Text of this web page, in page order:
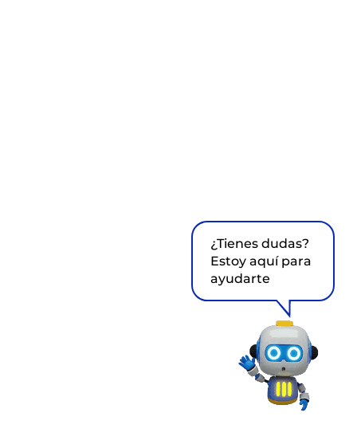
¿Tienes dudas?
Estoy aquí para
ayudarte